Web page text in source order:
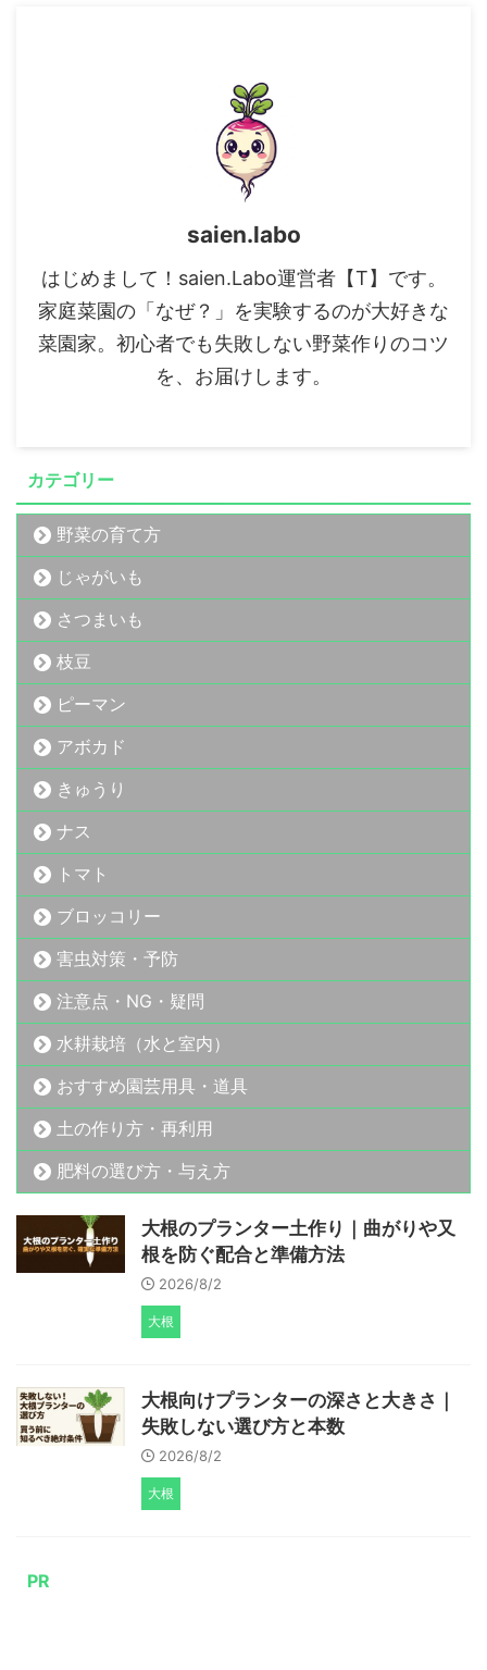
saien.labo
はじめまして！saien.Labo運営者【T】です。
家庭菜園の「なぜ？」を実験するのが大好きな
菜園家。初心者でも失敗しない野菜作りのコツ
を、お届けします。
カテゴリー
野菜の育て方
じゃがいも
さつまいも
枝豆
ピーマン
アボカド
きゅうり
ナス
トマト
ブロッコリー
害虫対策・予防
注意点・NG・疑問
水耕栽培（水と室内）
おすすめ園芸用具・道具
土の作り方・再利用
肥料の選び方・与え方
大根のプランター土作り｜曲がりや又
根を防ぐ配合と準備方法
2026/8/2
大根
大根向けプランターの深さと大きさ｜
失敗しない選び方と本数
2026/8/2
大根
PR